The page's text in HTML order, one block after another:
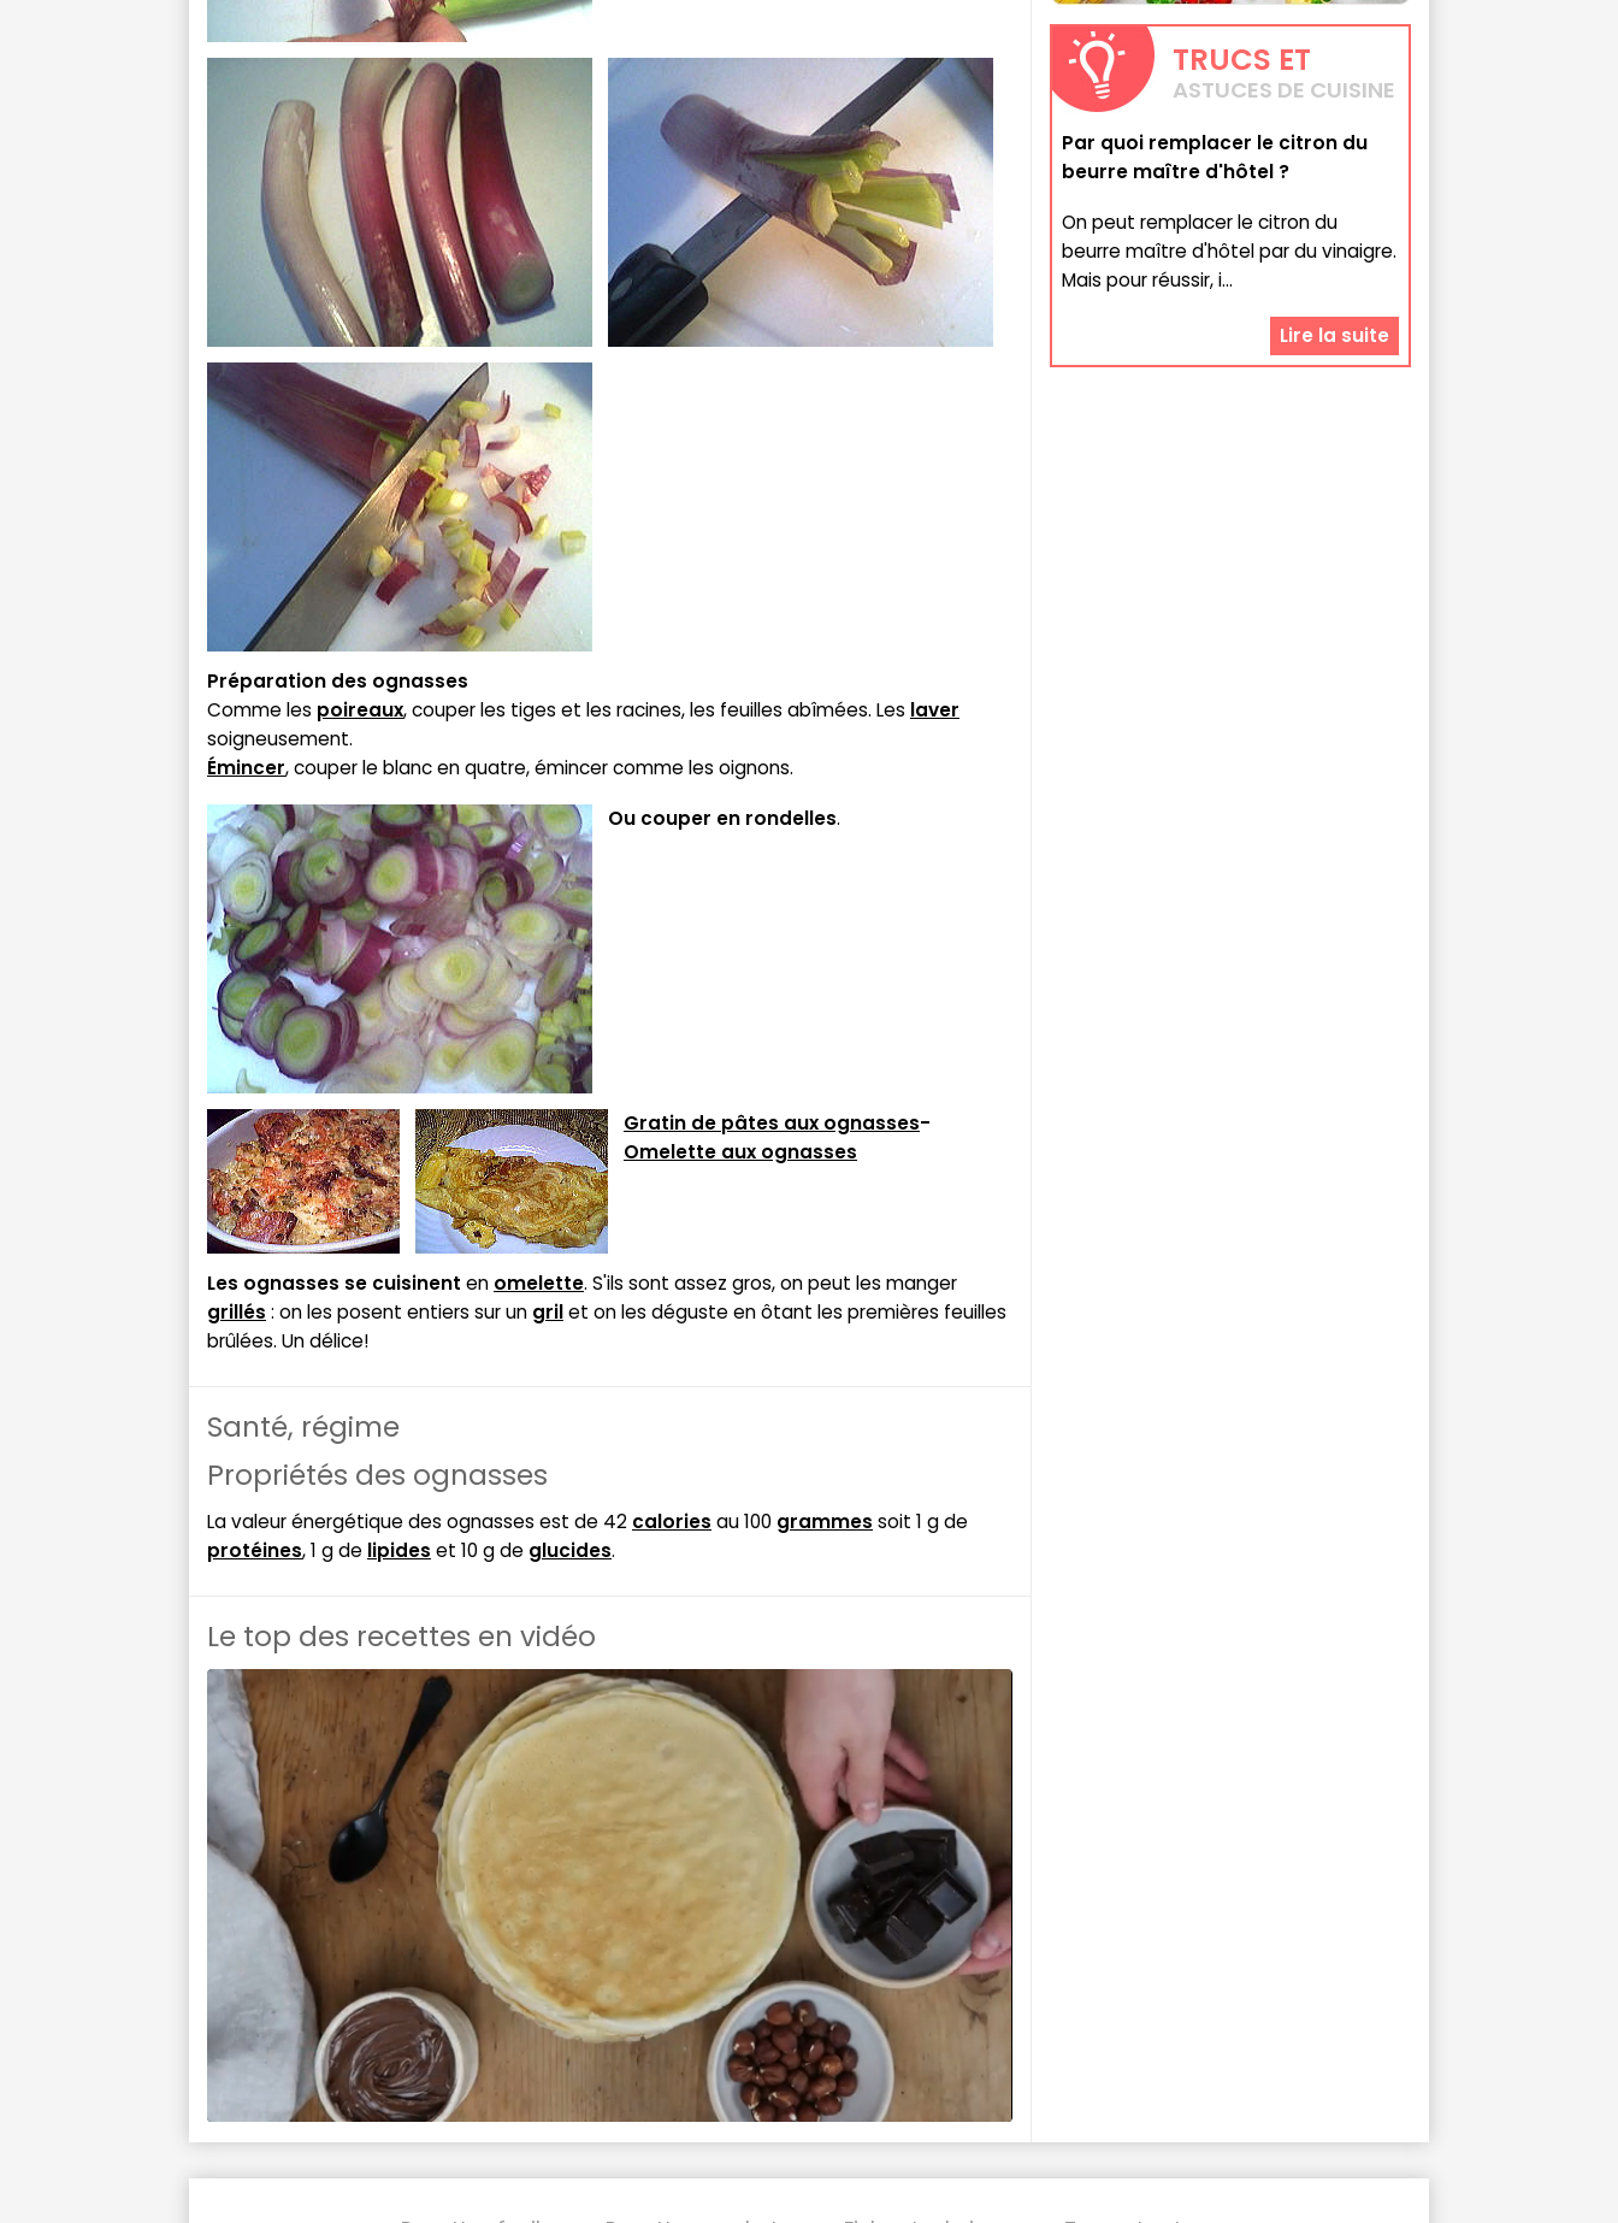
Préparation des ognasses
Comme les poireaux, couper les tiges et les racines, les feuilles abîmées. Les laver
soigneusement.
Émincer, couper le blanc en quatre, émincer comme les oignons.
Ou couper en rondelles.
Gratin de pâtes aux ognasses-
Omelette aux ognasses
Les ognasses se cuisinent en omelette. S'ils sont assez gros, on peut les manger
grillés : on les posent entiers sur un grilet on les déguste en ôtant les premières feuilles
brûlées. Un délice!
Santé, régime
Propriétés des ognasses
La valeur énergétique des ognasses est de 42 calories au 100 grammes soit 1 g de
protéines, 1 g de lipides et 10 g de glucides.
Le top des recettes en vidéo
TRUCS ET
ASTUCES DE CUISINE
Par quoi remplacer le citron du
beurre maître d'hôtel ?
On peut remplacer le citron du
beurre maître d'hôtel par du vinaigre.
Mais pour réussir, i...
Lire la suite